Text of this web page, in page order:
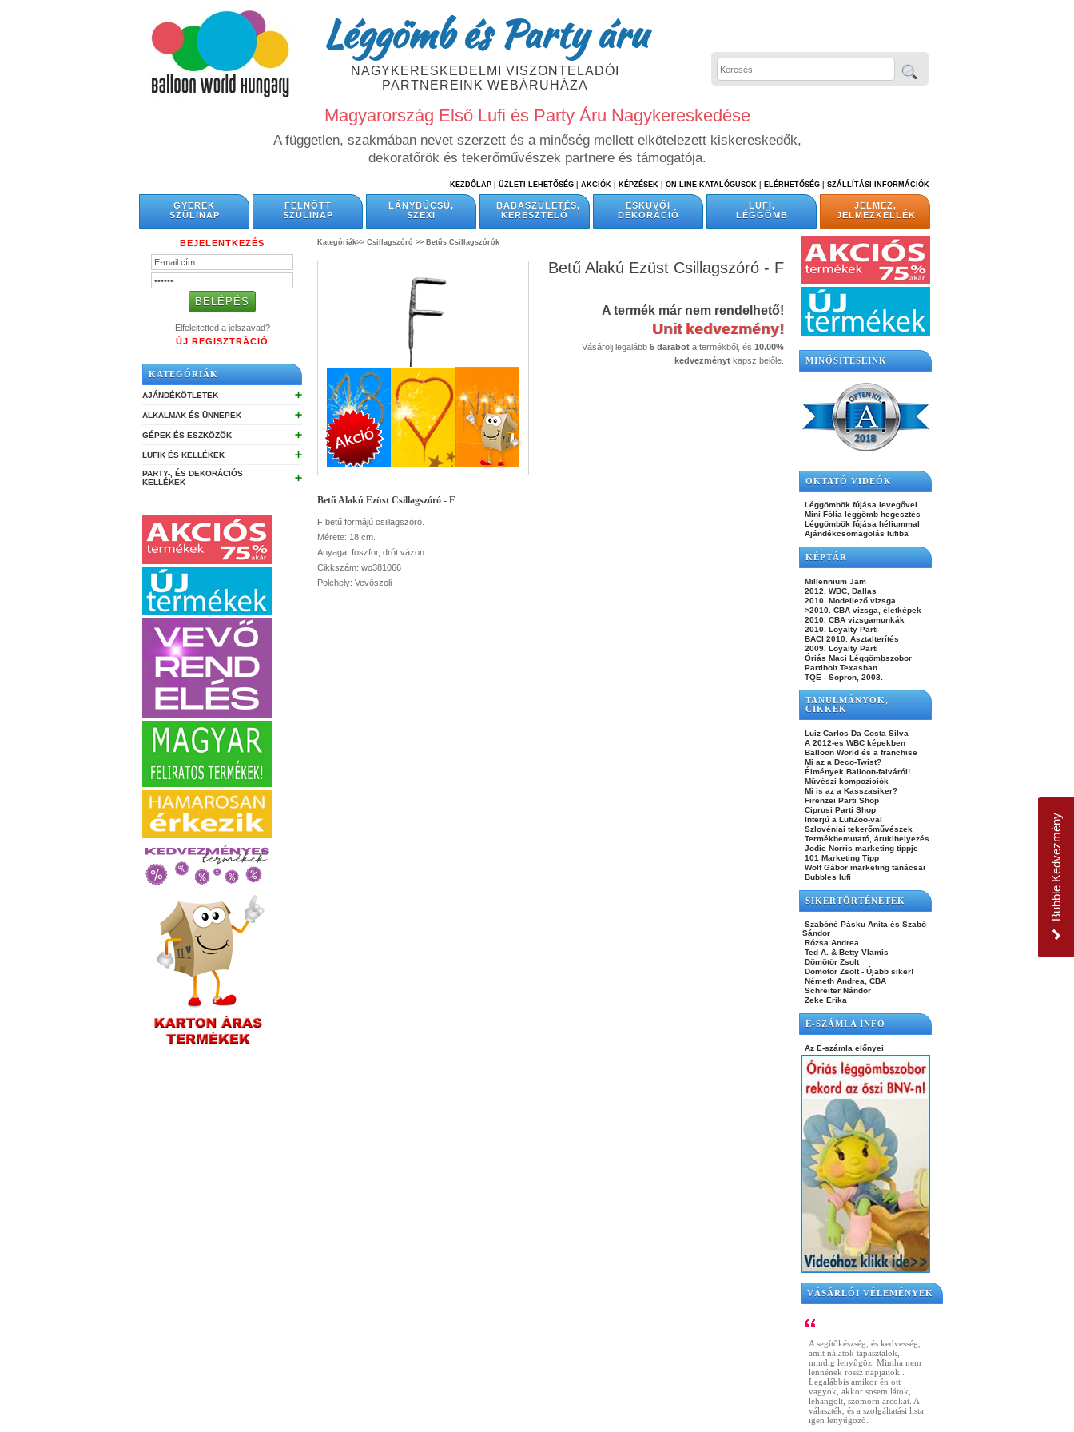
Léggömb és Party áru
NAGYKERESKEDELMI VISZONTELADÓI
PARTNEREINK WEBÁRUHÁZA
Magyarország Első Lufi és Party Áru Nagykereskedése
A független, szakmában nevet szerzett és a minőség mellett elkötelezett kiskereskedők,
dekoratőrök és tekerőművészek partnere és támogatója.
KEZDŐLAP ÜZLETI LEHETŐSÉG AKCIÓK KÉPZÉSEK ON-LINE KATALÓGUSOK ELÉRHETŐSÉG SZÁLLÍTÁSI INFORMÁCIÓK
GYEREK
SZÜLINAP
FELNŐTT
SZÜLINAP
LÁNYBÚCSÚ,
SZEXI
BABASZÜLETÉS,
KERESZTELŐ
ESKÜVŐI
DEKORÁCIÓ
LUFI,
LÉGGÖMB
JELMEZ,
JELMEZKELLÉK
BEJELENTKEZÉS
Elfelejtetted a jelszavad?
ÚJ REGISZTRÁCIÓ
KATEGÓRIÁK
AJÁNDÉKÖTLETEK ➕
ALKALMAK ÉS ÜNNEPEK ➕
GÉPEK ÉS ESZKÖZÖK ➕
LUFIK ÉS KELLÉKEK ➕
PARTY-, ÉS DEKORÁCIÓS
KELLÉKEK
➕
Kategóriák>> Csillagszóró >> Betűs Csillagszórók
Betű Alakú Ezüst Csillagszóró - F
A termék már nem rendelhető!
Unit kedvezmény!
Vásárolj legalább 5 darabot a termékből, és 10.00%
kedvezményt kapsz belőle.
Betű Alakú Ezüst Csillagszóró - F
F betű formájú csillagszóró.
Mérete: 18 cm.
Anyaga: foszfor, drót vázon.
Cikkszám: wo381066
Polchely: Vevőszoli
MINŐSÍTÉSEINK
OKTATÓ VIDEÓK
Léggömbök fújása levegővel
Mini Fólia léggömb hegesztés
Léggömbök fújása héliummal
Ajándékcsomagolás lufiba
KÉPTÁR
Millennium Jam
2012. WBC, Dallas
2010. Modellező vizsga
>2010. CBA vizsga, életképek
2010. CBA vizsgamunkák
2010. Loyalty Parti
BACI 2010. Asztalterítés
2009. Loyalty Parti
Óriás Maci Léggömbszobor
Partibolt Texasban
TQE - Sopron, 2008.
TANULMÁNYOK,
CIKKEK
Luiz Carlos Da Costa Silva
A 2012-es WBC képekben
Balloon World és a franchise
Mi az a Deco-Twist?
Élmények Balloon-falváról!
Művészi kompozíciók
Mi is az a Kasszasiker?
Firenzei Parti Shop
Ciprusi Parti Shop
Interjú a LufiZoo-val
Szlovéniai tekerőművészek
Termékbemutató, árukihelyezés
Jodie Norris marketing tippje
101 Marketing Tipp
Wolf Gábor marketing tanácsai
Bubbles lufi
SIKERTÖRTÉNETEK
Szabóné Pásku Anita és Szabó
Sándor
Rózsa Andrea
Ted A. & Betty Vlamis
Dömötör Zsolt
Dömötör Zsolt - Újabb siker!
Németh Andrea, CBA
Schreiter Nándor
Zeke Erika
E-SZÁMLA INFO
Az E-számla előnyei
VÁSÁRLÓI VÉLEMÉNYEK
A segítőkészség, és kedvesség,
amit nálatok tapasztalok,
mindig lenyűgöz. Mintha nem
lennének rossz napjaitok..
Legalábbis amikor én ott
vagyok, akkor sosem látok,
lehangolt, szomorú arcokat. A
választék, és a szolgáltatási lista
igen lenyűgöző.
Bubble Kedvezmény